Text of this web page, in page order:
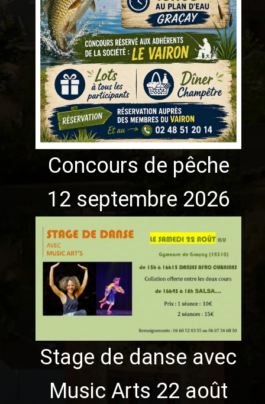
Concours de pêche
12 septembre 2026
Stage de danse avec
Music Arts 22 août